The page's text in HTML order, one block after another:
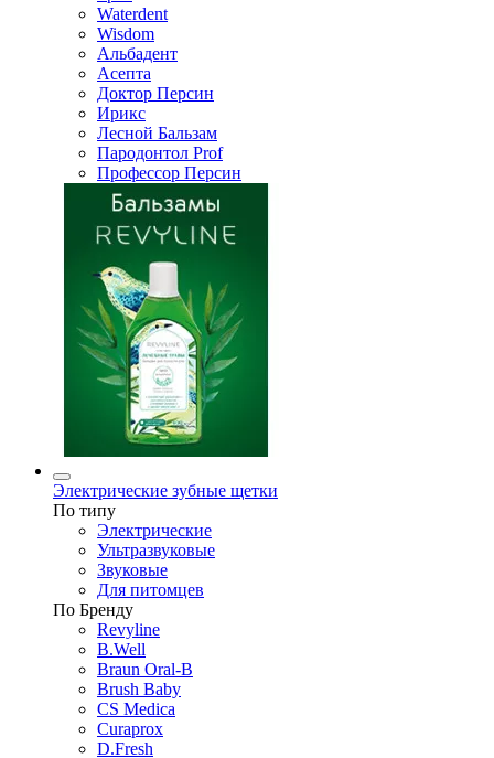
Waterdent
Wisdom
Альбадент
Асепта
Доктор Персин
Ирикс
Лесной Бальзам
Пародонтол Prof
Профессор Персин
Электрические зубные щетки
По типу
Электрические
Ультразвуковые
Звуковые
Для питомцев
По Бренду
Revyline
B.Well
Braun Oral-B
Brush Baby
CS Medica
Curaprox
D.Fresh